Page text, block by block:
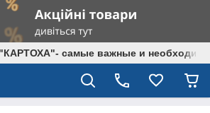
"КАРТОХА"- самые важные и